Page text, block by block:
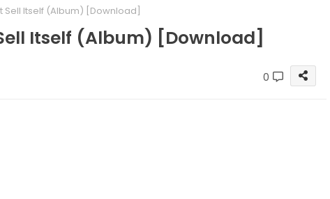
Sell Itself (Album) [Download]
Itself (Album) [Download]
0